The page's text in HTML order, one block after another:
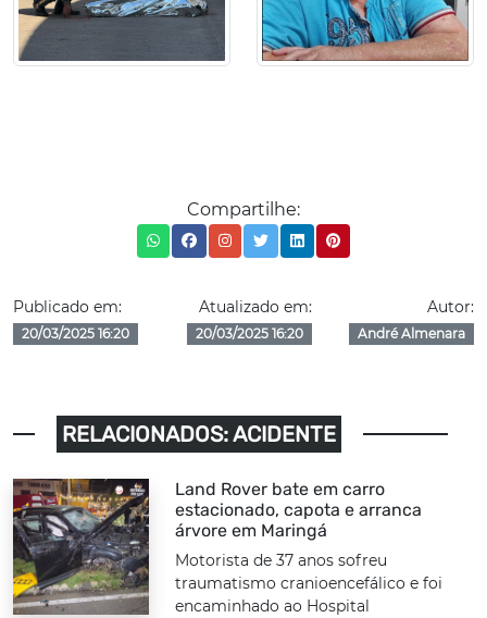
Compartilhe:
Publicado em:
20/03/2025 16:20
Atualizado em:
20/03/2025 16:20
Autor:
André Almenara
RELACIONADOS: ACIDENTE
Land Rover bate em carro
estacionado, capota e arranca
árvore em Maringá
Motorista de 37 anos sofreu
traumatismo cranioencefálico e foi
encaminhado ao Hospital